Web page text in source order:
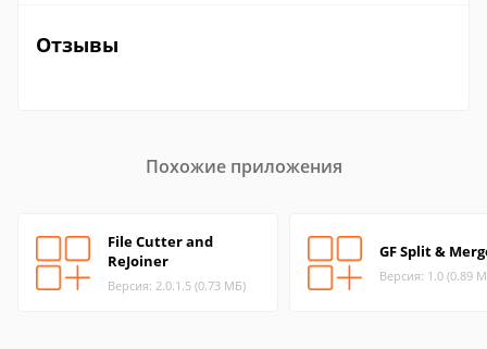
Отзывы
Похожие приложения
File Cutter and
ReJoiner
Версия: 2.0.1.5 (0.73 МБ)
GF Split &
Версия: 1.0 (0.89